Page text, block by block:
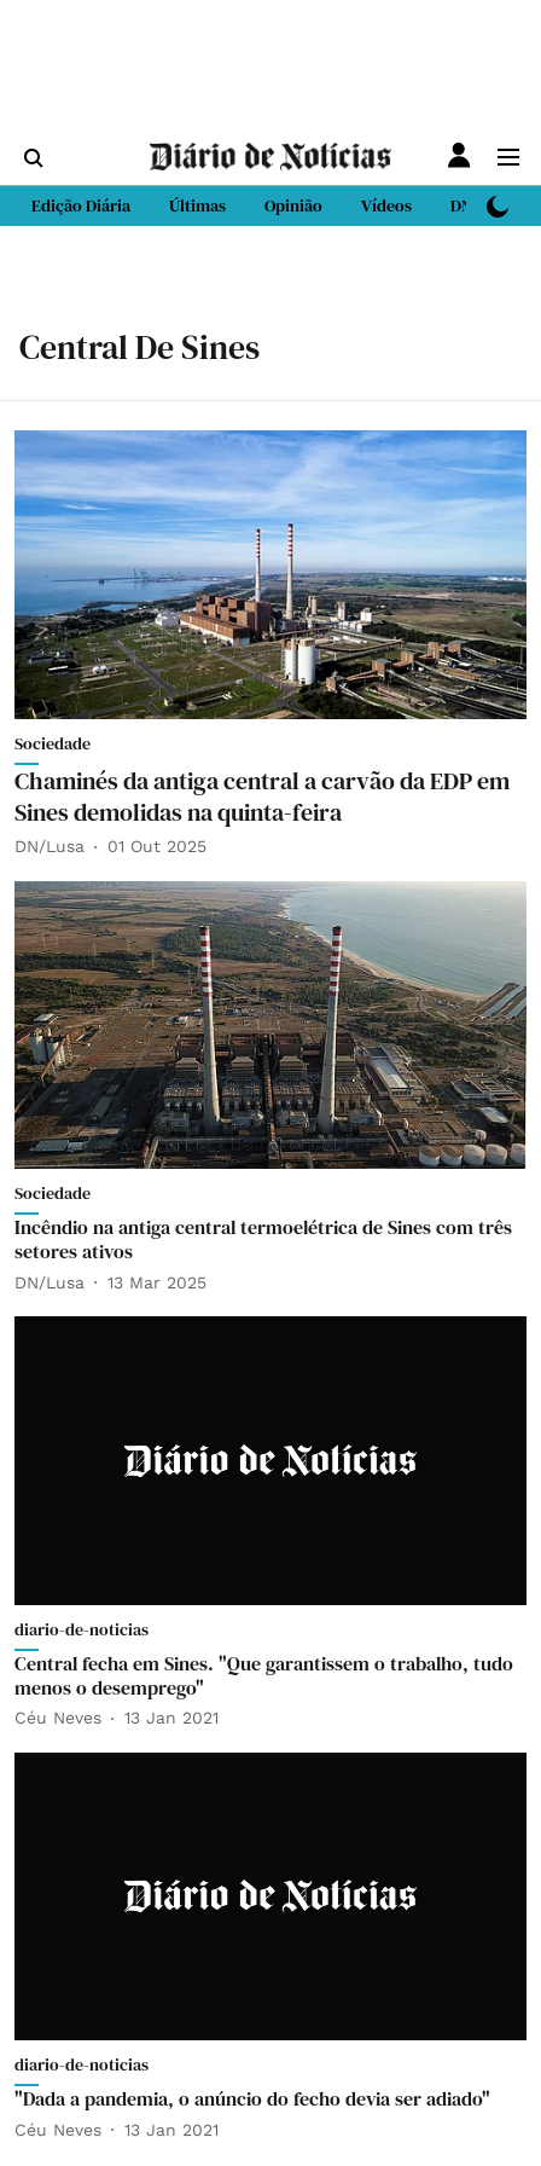
Edição Diária Últimas Opinião Vídeos DN Sport
Central De Sines
Sociedade
Chaminés da antiga central a carvão da EDP em
Sines demolidas na quinta-feira
DN/Lusa 01 Out 2025
Sociedade
Incêndio na antiga central termoelétrica de Sines com três
setores ativos
DN/Lusa 13 Mar 2025
diario-de-noticias
Central fecha em Sines. "Que garantissem o trabalho, tudo
menos o desemprego"
Céu Neves 13 Jan 2021
diario-de-noticias
"Dada a pandemia, o anúncio do fecho devia ser adiado"
Céu Neves 13 Jan 2021